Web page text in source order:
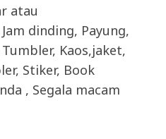
atau
dinding, Payung,
Kaos,jaket,
Stiker, Book
, Segala macam